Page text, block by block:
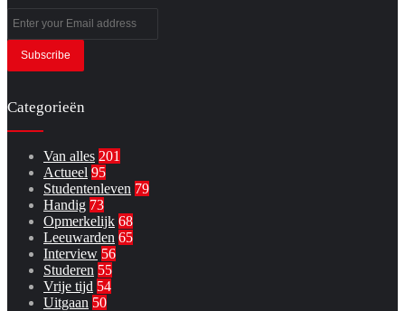
your
Email
address
Categorieën
Van alles 201
Actueel 95
Studentenleven 79
Handig 73
Opmerkelijk 68
Leeuwarden 65
Interview 56
Studeren 55
Vrije tijd 54
Uitgaan 50